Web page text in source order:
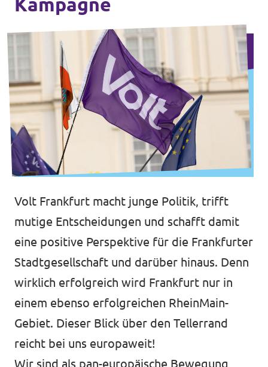
Volt Frankfurt macht junge Politik, trifft
mutige Entscheidungen und schafft damit
eine positive Perspektive für die Frankfurter
Stadtgesellschaft und darüber hinaus. Denn
wirklich erfolgreich wird Frankfurt nur in
einem ebenso erfolgreichen RheinMain-
Gebiet. Dieser Blick über den Tellerrand
reicht bei uns europaweit!
Wir sind als pan-europäische Bewegung